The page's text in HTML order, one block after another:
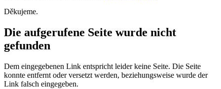
Děkujeme.
Die aufgerufene Seite wurde nicht
gefunden
Dem eingegebenen Link entspricht leider keine Seite. Die Seite
konnte entfernt oder versetzt werden, beziehungsweise wurde der
Link falsch eingegeben.